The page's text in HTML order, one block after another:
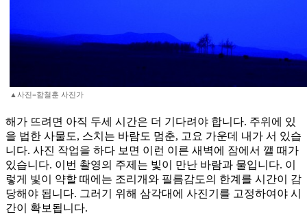
▲사진=함철훈 사진가
해가 뜨려면 아직 두세 시간은 더 기다려야 합니다. 주위에 있
을 법한 사물도, 스치는 바람도 멈춘, 고요 가운데 내가 서 있습
니다. 사진 작업을 하다 보면 이런 이른 새벽에 잠에서 깰 때가
있습니다. 이번 촬영의 주제는 빛이 만난 바람과 물입니다. 이
렇게 빛이 약할 때에는 조리개와 필름감도의 한계를 시간이 감
당해야 됩니다. 그러기 위해 삼각대에 사진기를 고정하여야 시
간이 확보됩니다.